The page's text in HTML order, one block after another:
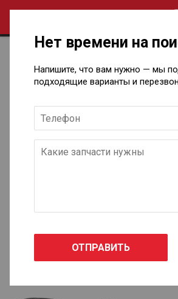
Lexus в Ижевске
GS
1993 - 1997
Нет времени на
Напишите, что вам нужно — мы
подходящие варианты и